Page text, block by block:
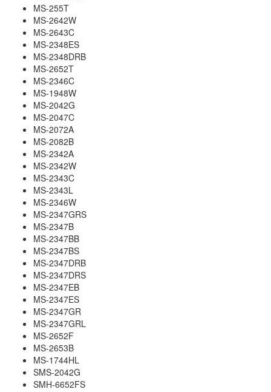
MS-255T
MS-2642W
MS-2643C
MS-2348ES
MS-2348DRB
MS-2652T
MS-2346C
MS-1948W
MS-2042G
MS-2047C
MS-2072A
MS-2082B
MS-2342A
MS-2342W
MS-2343C
MS-2343L
MS-2346W
MS-2347GRS
MS-2347B
MS-2347BB
MS-2347BS
MS-2347DRB
MS-2347DRS
MS-2347EB
MS-2347ES
MS-2347GR
MS-2347GRL
MS-2652F
MS-2653B
MS-1744HL
SMS-2042G
SMH-6652FS